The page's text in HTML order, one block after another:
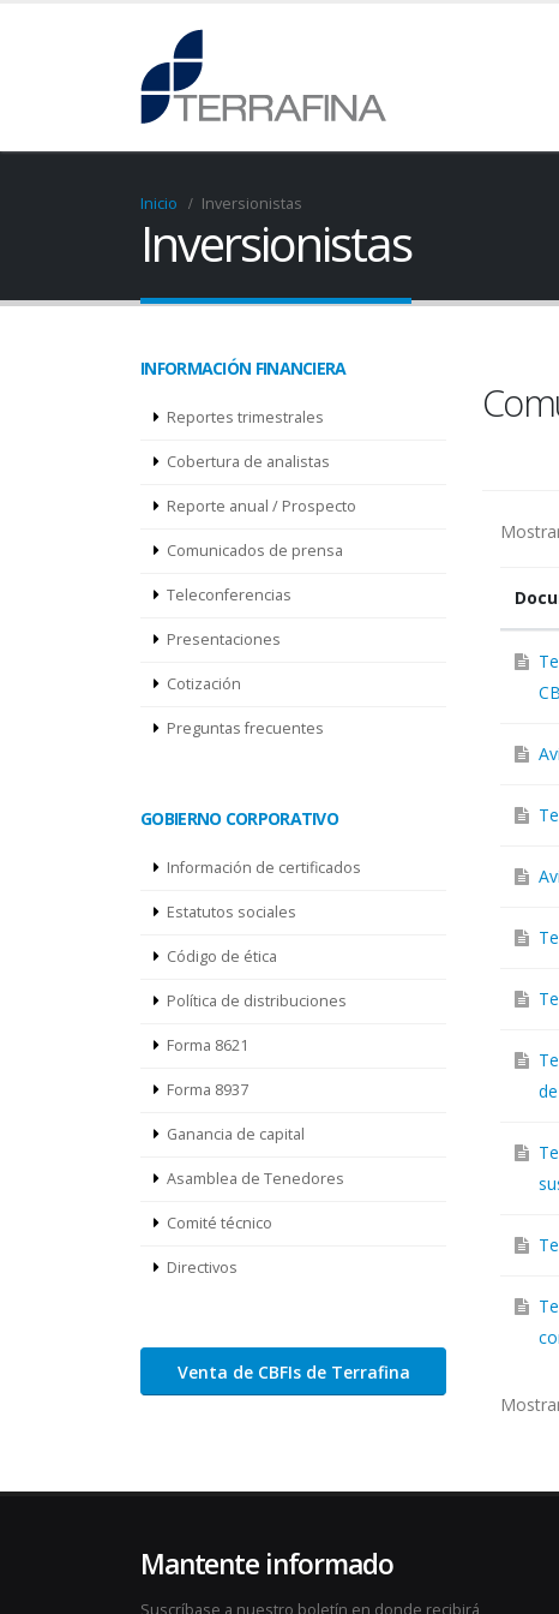
Inicio Inversionistas
Inversionistas
INFORMACIÓN FINANCIERA
Reportes trimestrales
Cobertura de analistas
Reporte anual / Prospecto
Comunicados de prensa
Teleconferencias
Presentaciones
Cotización
Preguntas frecuentes
GOBIERNO CORPORATIVO
Información de certificados
Estatutos sociales
Código de ética
Política de distribuciones
Forma 8621
Forma 8937
Ganancia de capital
Asamblea de Tenedores
Comité técnico
Directivos
Venta de CBFIs de Terrafina
Mantente informado
Suscríbase a nuestro boletín en donde recibirá